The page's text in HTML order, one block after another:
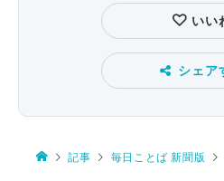
いい
シェア
記事 毎日ことば 新聞版